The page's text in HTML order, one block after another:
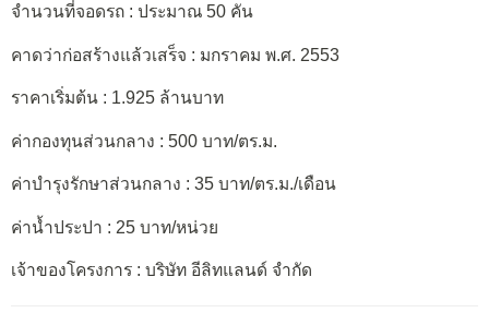
จำนวนที่จอดรถ : ประมาณ 50 คัน
คาดว่าก่อสร้างแล้วเสร็จ : มกราคม พ.ศ. 2553
ราคาเริ่มต้น : 1.925 ล้านบาท
ค่ากองทุนส่วนกลาง : 500 บาท/ตร.ม.
ค่าบำรุงรักษาส่วนกลาง : 35 บาท/ตร.ม./เดือน
ค่าน้ำประปา : 25 บาท/หน่วย
เจ้าของโครงการ : บริษัท อีลิทแลนด์ จำกัด